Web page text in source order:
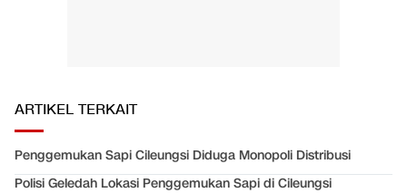
ARTIKEL TERKAIT
Penggemukan Sapi Cileungsi Diduga Monopoli Distribusi
Polisi Geledah Lokasi Penggemukan Sapi di Cileungsi